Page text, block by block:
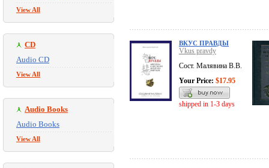
View All
CD
Audio CD
View All
Audio Books
Audio Books
View All
ВКУС ПРАВДЫ
Vkus pravdy
Сост. Малявина В.В.
Your Price: $17.95
shipped in 1-3 days